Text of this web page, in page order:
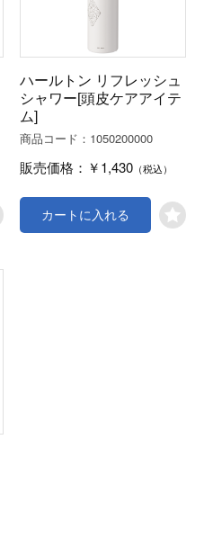
ハールトン リフレッシュ
シャワー[頭皮ケアアイテ
ム]
商品コード： 1050200000
販売価格： ￥1,430 （税込）
カートに入れる